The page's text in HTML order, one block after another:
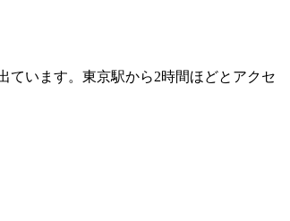
ています。東京駅から2時間ほどとアクセ